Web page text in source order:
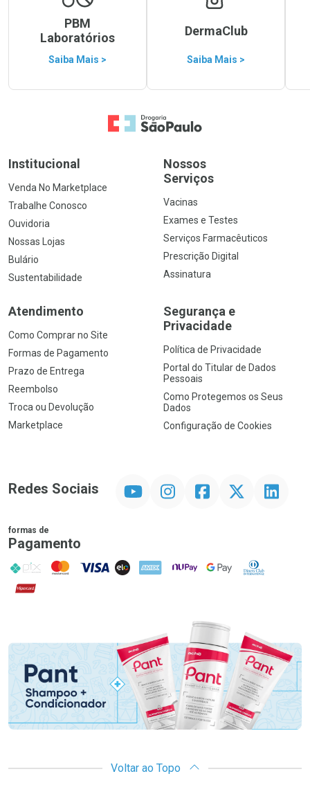
PBM
Laboratórios
Saiba Mais >
DermaClub
Saiba Mais >
Ir para a Home
Institucional
Venda No Marketplace
Trabalhe Conosco
Ouvidoria
Nossas Lojas
Bulário
Sustentabilidade
Nossos
Serviços
Vacinas
Exames e Testes
Serviços Farmacêuticos
Prescrição Digital
Assinatura
Atendimento
Como Comprar no Site
Formas de Pagamento
Prazo de Entrega
Reembolso
Troca ou Devolução
Marketplace
Segurança e
Privacidade
Política de Privacidade
Portal do Titular de Dados
Pessoais
Como Protegemos os Seus
Dados
Configuração de Cookies
Redes Sociais InstagramFacebookTwitter Linkedin
formas de
Pagamento
PIX MasterCard
VISA ELO AMEX NuPay Google PayDiners Club
Hipercard
Voltar ao Topo